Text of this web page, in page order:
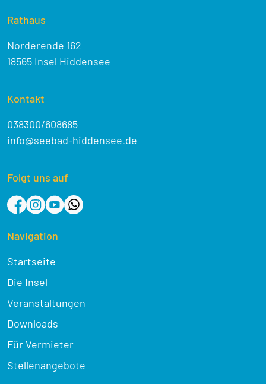
Rathaus
Norderende 162
18565 Insel Hiddensee
Kontakt
038300/608685
info@seebad-hiddensee.de
Folgt uns auf
Navigation
Startseite
Die Insel
Veranstaltungen
Downloads
Für Vermieter
Stellenangebote